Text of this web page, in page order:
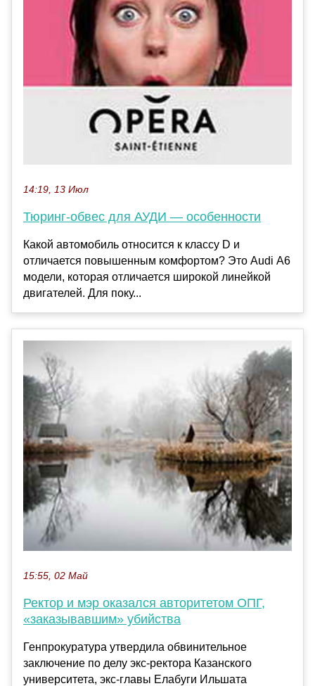
14:19, 13 Июл
Тюринг-обвес для АУДИ — особенности
Какой автомобиль относится к классу D и
отличается повышенным комфортом? Это Audi А6
модели, которая отличается широкой линейкой
двигателей. Для поку...
15:55, 02 Май
Ректор и мэр оказался авторитетом ОПГ,
«заказывавшим» убийства
Генпрокуратура утвердила обвинительное
заключение по делу экс-ректора Казанского
университета, экс-главы Елабуги Ильшата